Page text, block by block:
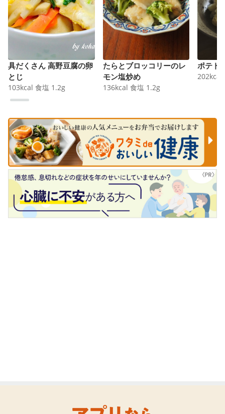
具だくさん 高野豆腐の卵
とじ
103kcal 食塩 1.2g
たらとブロッコリーのレ
モン塩炒め
136kcal 食塩 1.2g
ポテト
202kcal